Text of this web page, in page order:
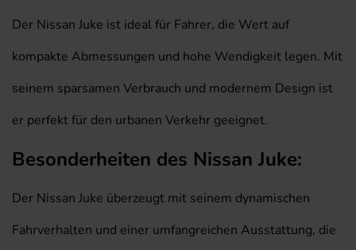
Der Nissan Juke ist ideal für Fahrer, die Wert auf
kompakte Abmessungen und hohe Wendigkeit legen. Mit
seinem sparsamen Verbrauch und modernem Design ist
er perfekt für den urbanen Verkehr geeignet.
Besonderheiten des Nissan Juke:
Der Nissan Juke überzeugt mit seinem dynamischen
Fahrverhalten und einer umfangreichen Ausstattung, die